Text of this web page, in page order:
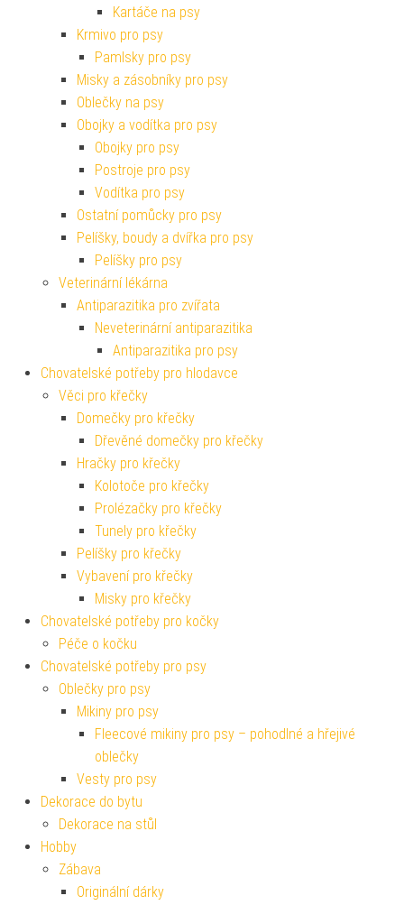
Kartáče na psy
Krmivo pro psy
Pamlsky pro psy
Misky a zásobníky pro psy
Oblečky na psy
Obojky a vodítka pro psy
Obojky pro psy
Postroje pro psy
Vodítka pro psy
Ostatní pomůcky pro psy
Pelíšky, boudy a dvířka pro psy
Pelíšky pro psy
Veterinární lékárna
Antiparazitika pro zvířata
Neveterinární antiparazitika
Antiparazitika pro psy
Chovatelské potřeby pro hlodavce
Věci pro křečky
Domečky pro křečky
Dřevěné domečky pro křečky
Hračky pro křečky
Kolotoče pro křečky
Prolézačky pro křečky
Tunely pro křečky
Pelíšky pro křečky
Vybavení pro křečky
Misky pro křečky
Chovatelské potřeby pro kočky
Péče o kočku
Chovatelské potřeby pro psy
Oblečky pro psy
Mikiny pro psy
Fleecové mikiny pro psy – pohodlné a hřejivé
oblečky
Vesty pro psy
Dekorace do bytu
Dekorace na stůl
Hobby
Zábava
Originální dárky